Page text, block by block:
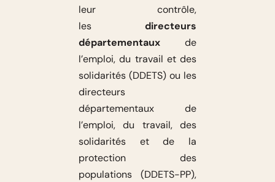
leur contrôle,
lesdirecteurs
départementauxde
l’emploi, du travail et des
solidarités (DDETS) ou les
directeurs
départementaux de
l’emploi, du travail, des
solidarités et de la
protection des
populations (DDETS-PP),